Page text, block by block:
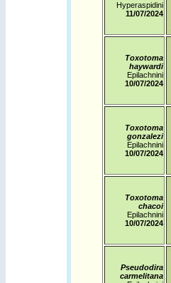
Hyperaspidini
11/07/2024
Toxotoma
haywardi
Epilachnini
10/07/2024
Toxotoma
gonzalezi
Epilachnini
10/07/2024
Toxotoma
chacoi
Epilachnini
10/07/2024
Pseudodira
carmelitana